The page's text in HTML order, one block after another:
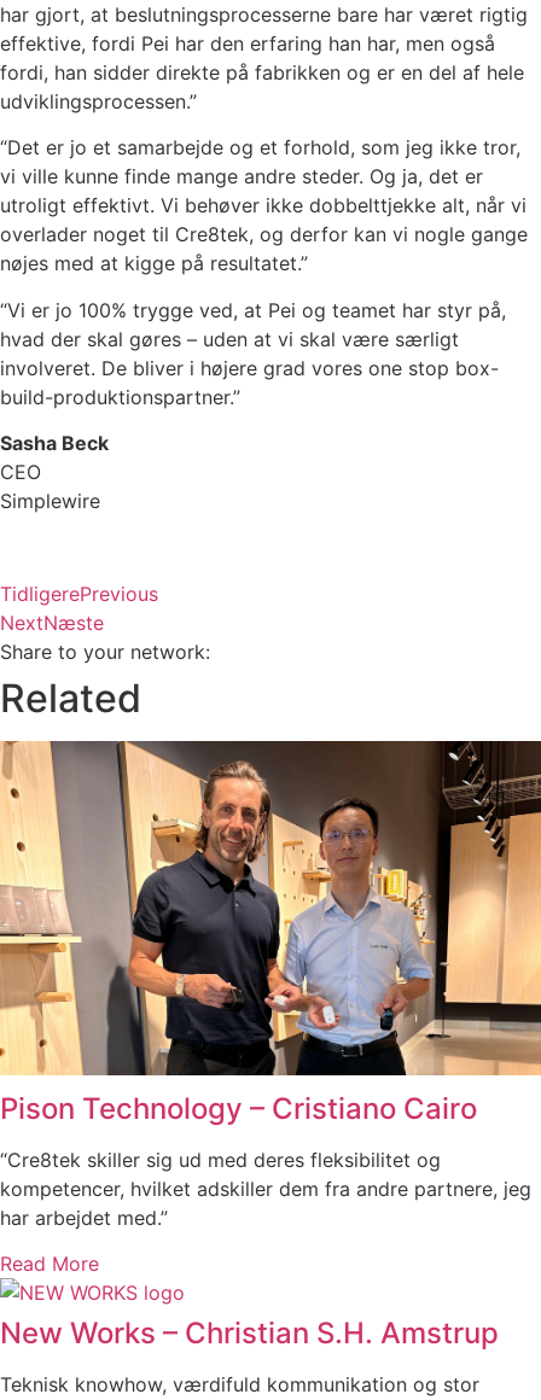
har gjort, at beslutningsprocesserne bare har været rigtig
effektive, fordi Pei har den erfaring han har, men også
fordi, han sidder direkte på fabrikken og er en del af hele
udviklingsprocessen.”
“Det er jo et samarbejde og et forhold, som jeg ikke tror,
vi ville kunne finde mange andre steder. Og ja, det er
utroligt effektivt. Vi behøver ikke dobbelttjekke alt, når vi
overlader noget til Cre8tek, og derfor kan vi nogle gange
nøjes med at kigge på resultatet.”
“Vi er jo 100% trygge ved, at Pei og teamet har styr på,
hvad der skal gøres – uden at vi skal være særligt
involveret. De bliver i højere grad vores one stop box-
build-produktionspartner.”
Sasha Beck
CEO
Simplewire
TidligerePrevious
NextNæste
Share to your network:
Related
Pison Technology – Cristiano Cairo
“Cre8tek skiller sig ud med deres fleksibilitet og
kompetencer, hvilket adskiller dem fra andre partnere, jeg
har arbejdet med.”
Read More
New Works – Christian S.H. Amstrup
Teknisk knowhow, værdifuld kommunikation og stor